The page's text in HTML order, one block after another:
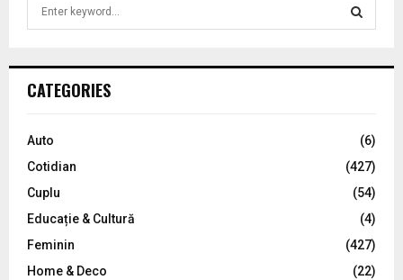
h
o
:
C
CATEGORIES
Auto
(6)
Cotidian
(427)
Cuplu
(54)
Educație & Cultură
(4)
Feminin
(427)
Home & Deco
(22)